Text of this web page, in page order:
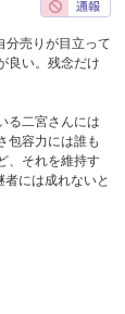
分売りが目立って
良い。残念だけ
る二宮さんには
包容力には誰も
、それを維持す
には成れないと